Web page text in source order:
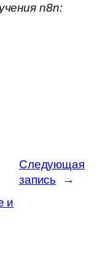
n8n:
и
Следующая
запись
→